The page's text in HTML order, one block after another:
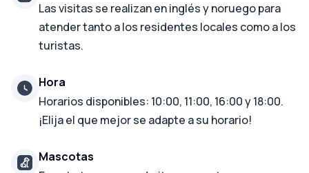
Las visitas se realizan en inglés y noruego para
atender tanto a los residentes locales como a los
turistas.
Hora
Horarios disponibles: 10:00, 11:00, 16:00 y 18:00.
¡Elija el que mejor se adapte a su horario!
Mascotas